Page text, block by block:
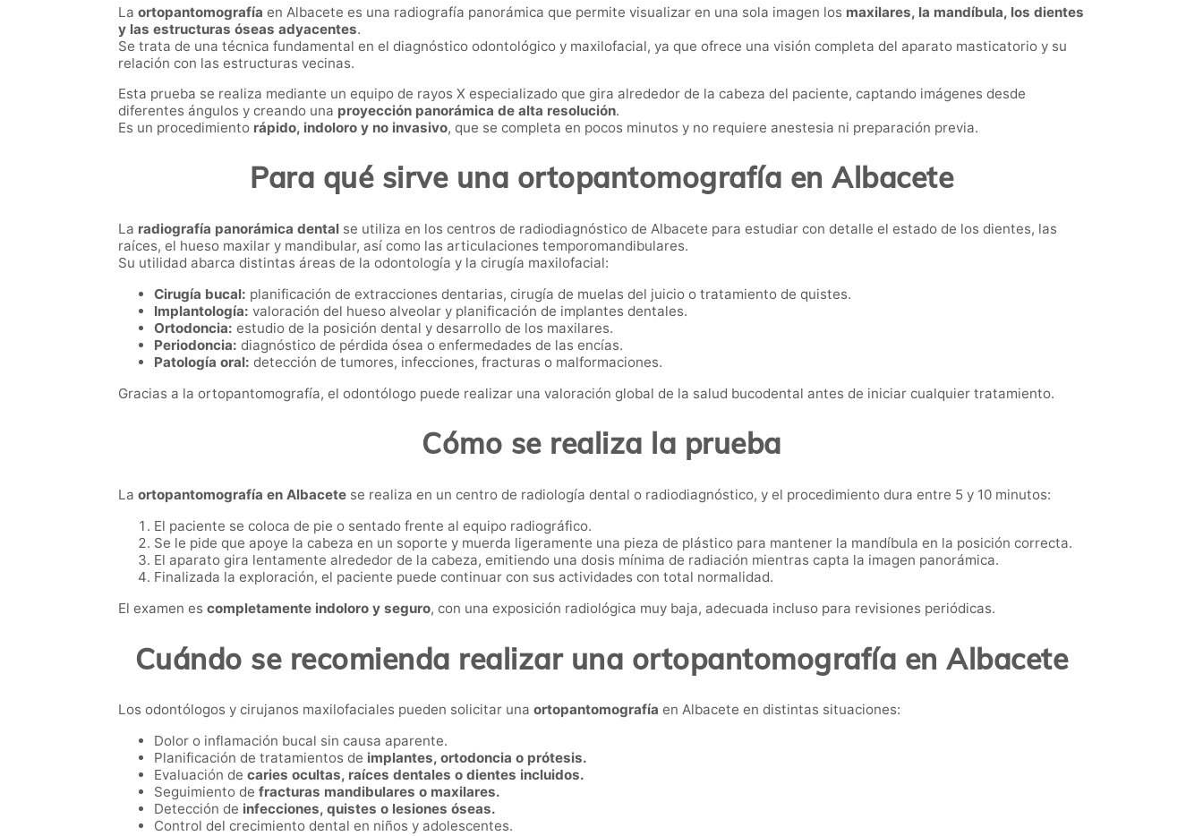
La ortopantomografía en Albacete es una radiografía panorámica que permite visualizar en una sola imagen los maxilares, la mandíbula, los dientes
y las estructuras óseas adyacentes.
Se trata de una técnica fundamental en el diagnóstico odontológico y maxilofacial, ya que ofrece una visión completa del aparato masticatorio y su
relación con las estructuras vecinas.
Esta prueba se realiza mediante un equipo de rayos X especializado que gira alrededor de la cabeza del paciente, captando imágenes desde
diferentes ángulos y creando una proyección panorámica de alta resolución.
Es un procedimiento rápido, indoloro y no invasivo, que se completa en pocos minutos y no requiere anestesia ni preparación previa.
Para qué sirve una ortopantomografía en Albacete
La radiografía panorámica dental se utiliza en los centros de radiodiagnóstico de Albacete para estudiar con detalle el estado de los dientes, las
raíces, el hueso maxilar y mandibular, así como las articulaciones temporomandibulares.
Su utilidad abarca distintas áreas de la odontología y la cirugía maxilofacial:
Cirugía bucal: planificación de extracciones dentarias, cirugía de muelas del juicio o tratamiento de quistes.
Implantología: valoración del hueso alveolar y planificación de implantes dentales.
Ortodoncia: estudio de la posición dental y desarrollo de los maxilares.
Periodoncia: diagnóstico de pérdida ósea o enfermedades de las encías.
Patología oral: detección de tumores, infecciones, fracturas o malformaciones.
Gracias a la ortopantomografía, el odontólogo puede realizar una valoración global de la salud bucodental antes de iniciar cualquier tratamiento.
Cómo se realiza la prueba
La ortopantomografía en Albacete se realiza en un centro de radiología dental o radiodiagnóstico, y el procedimiento dura entre 5 y 10 minutos:
El paciente se coloca de pie o sentado frente al equipo radiográfico.
Se le pide que apoye la cabeza en un soporte y muerda ligeramente una pieza de plástico para mantener la mandíbula en la posición correcta.
El aparato gira lentamente alrededor de la cabeza, emitiendo una dosis mínima de radiación mientras capta la imagen panorámica.
Finalizada la exploración, el paciente puede continuar con sus actividades con total normalidad.
El examen es completamente indoloro y seguro, con una exposición radiológica muy baja, adecuada incluso para revisiones periódicas.
Cuándo se recomienda realizar una ortopantomografía en Albacete
Los odontólogos y cirujanos maxilofaciales pueden solicitar una ortopantomografía en Albacete en distintas situaciones:
Dolor o inflamación bucal sin causa aparente.
Planificación de tratamientos de implantes, ortodoncia o prótesis.
Evaluación de caries ocultas, raíces dentales o dientes incluidos.
Seguimiento de fracturas mandibulares o maxilares.
Detección de infecciones, quistes o lesiones óseas.
Control del crecimiento dental en niños y adolescentes.